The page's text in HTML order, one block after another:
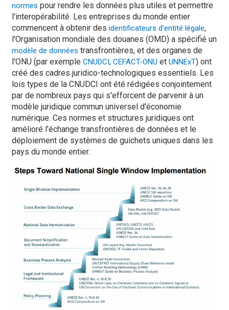
normes pour rendre les données plus utiles et permettre
l'interopérabilité. Les entreprises du monde entier
commencent à obtenir des identificateurs d'entité légale,
l'Organisation mondiale des douanes (OMD) a spécifié un
modèle de données transfrontières, et des organes de
l'ONU (par exemple CNUDCI, CEFACT-ONU et UNNExT) ont
créé des cadres juridico-technologiques essentiels. Les
lois types de la CNUDCI ont été rédigées conjointement
par de nombreux pays qui s'efforcent de parvenir à un
modèle juridique commun universel d'économie
numérique. Ces normes et structures juridiques ont
amélioré l'échange transfrontières de données et le
déploiement de systèmes de guichets uniques dans les
pays du monde entier.